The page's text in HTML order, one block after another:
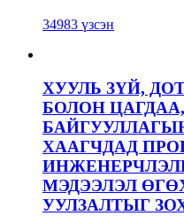
34983 үзсэн
ХУУЛЬ ЗҮЙ,
БОЛОН
ХААГЧДАД
МЭДЭЭЛЭЛ
УУЛЗАЛТЫГ